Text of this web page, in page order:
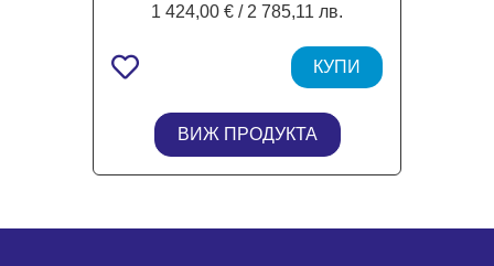
16MB Cache), 16" (40.64 cm)
WUXGA Anti-glare display,
16GB DDR5, 1TB M.2 NVMe
SSD, Windows 11 Pro
1 424,00 € / 2 785,11 лв.
КУПИ
ВИЖ ПРОДУКТА